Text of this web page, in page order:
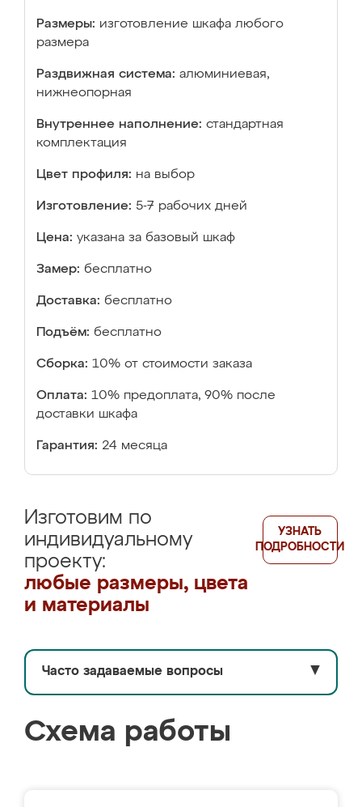
Размеры: изготовление шкафа любого
размера
Раздвижная система: алюминиевая,
нижнеопорная
Внутреннее наполнение: стандартная
комплектация
Цвет профиля: на выбор
Изготовление: 5-7 рабочих дней
Цена: указана за базовый шкаф
Замер: бесплатно
Доставка: бесплатно
Подъём: бесплатно
Сборка: 10% от стоимости заказа
Оплата: 10% предоплата, 90% после
доставки шкафа
Гарантия: 24 месяца
Изготовим по
индивидуальному
проекту:
любые размеры, цвета
и материалы
УЗНАТЬ
ПОДРОБНОСТИ
Часто задаваемые вопросы ▼
Схема работы